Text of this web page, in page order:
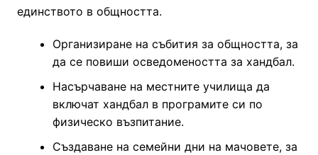
единството в общността.
Организиране на събития за общността, за
да се повиши осведомеността за хандбал.
Насърчаване на местните училища да
включат хандбал в програмите си по
физическо възпитание.
Създаване на семейни дни на мачовете, за